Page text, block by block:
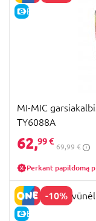
E-KAINA
MI-MIC
TY6088A
62,99 €
69,99 €
Perkant papildomą
-10%
E-KAINA
IMC TOYS